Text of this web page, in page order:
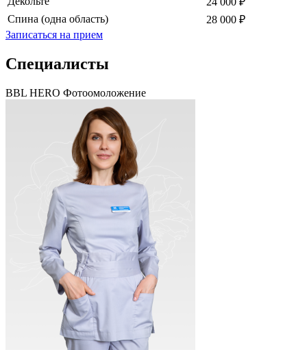
Спина (одна область)
28 000 ₽
Записаться на прием
Специалисты
BBL HERO Фотоомоложение